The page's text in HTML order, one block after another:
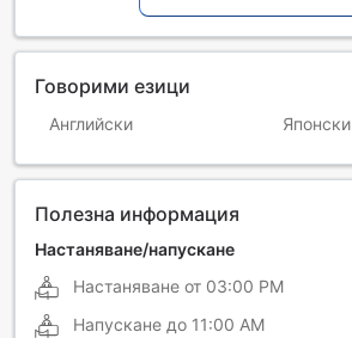
Говорими езици
Английски Японски
Полезна информация
Настаняване/напускане
Настаняване от 03:00 PM
Напускане до 11:00 AM